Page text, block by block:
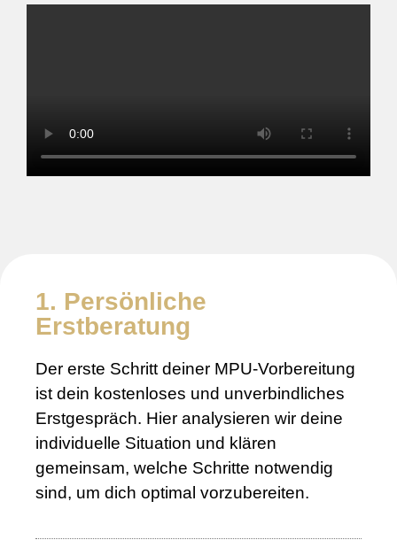
1. Persönliche
Erstberatung
Der erste Schritt deiner MPU-Vorbereitung
ist dein kostenloses und unverbindliches
Erstgespräch. Hier analysieren wir deine
individuelle Situation und klären
gemeinsam, welche Schritte notwendig
sind, um dich optimal vorzubereiten.